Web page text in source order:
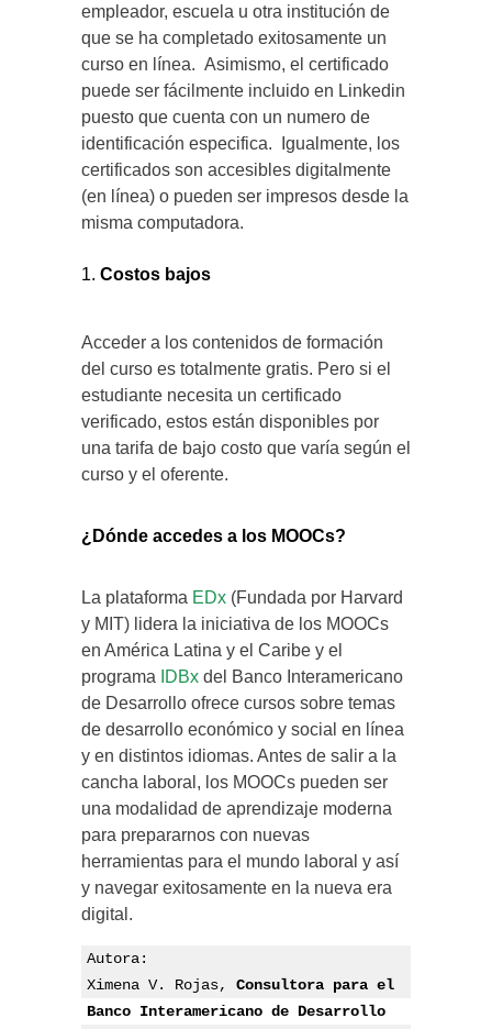
empleador, escuela u otra institución de
que se ha completado exitosamente un
curso en línea. Asimismo, el certificado
puede ser fácilmente incluido en Linkedin
puesto que cuenta con un numero de
identificación especifica. Igualmente, los
certificados son accesibles digitalmente
(en línea) o pueden ser impresos desde la
misma computadora.
Costos bajos
Acceder a los contenidos de formación
del curso es totalmente gratis. Pero si el
estudiante necesita un certificado
verificado, estos están disponibles por
una tarifa de bajo costo que varía según el
curso y el oferente.
¿Dónde accedes a los MOOCs?
La plataforma EDx (Fundada por Harvard
y MIT) lidera la iniciativa de los MOOCs
en América Latina y el Caribe y el
programa
IDBx del Banco Interamericano
de Desarrollo ofrece cursos sobre temas
de desarrollo económico y social en línea
y en distintos idiomas. Antes de salir a la
cancha laboral, los MOOCs pueden ser
una modalidad de aprendizaje moderna
para prepararnos con nuevas
herramientas para el mundo laboral y así
y navegar exitosamente en la nueva era
digital.
Autora:
Ximena V. Rojas, Consultora para el
Banco Interamericano de Desarrollo